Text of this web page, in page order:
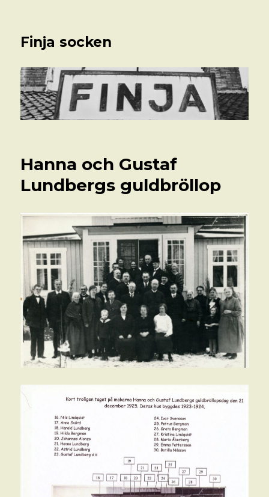
Finja socken
Hanna och Gustaf
Lundbergs guldbröllop